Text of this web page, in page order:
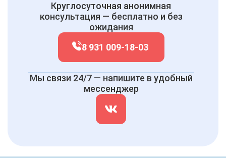
Круглосуточная анонимная
консультация — бесплатно и без
ожидания
8 931 009-18-03
Мы связи 24/7 — напишите в удобный
мессенджер